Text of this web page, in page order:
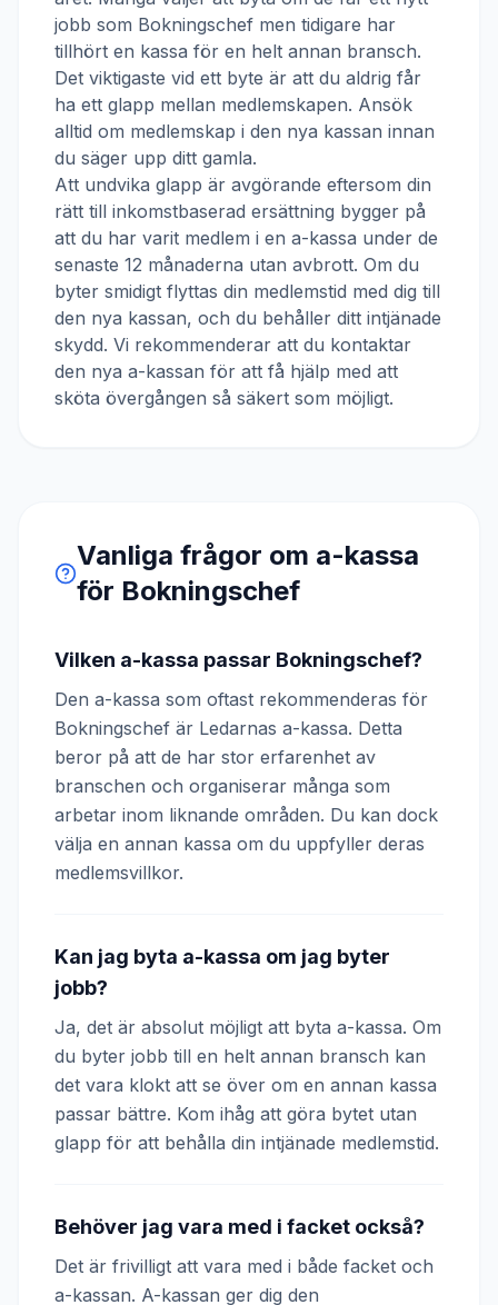
jobb som Bokningschef men tidigare har
tillhört en kassa för en helt annan bransch.
Det viktigaste vid ett byte är att du aldrig får
ha ett glapp mellan medlemskapen. Ansök
alltid om medlemskap i den nya kassan innan
du säger upp ditt gamla.
Att undvika glapp är avgörande eftersom din
rätt till inkomstbaserad ersättning bygger på
att du har varit medlem i en a-kassa under de
senaste 12 månaderna utan avbrott. Om du
byter smidigt flyttas din medlemstid med dig till
den nya kassan, och du behåller ditt intjänade
skydd. Vi rekommenderar att du kontaktar
den nya a-kassan för att få hjälp med att
sköta övergången så säkert som möjligt.
Vanliga frågor om a-kassa
för Bokningschef
Vilken a-kassa passar Bokningschef?
Den a-kassa som oftast rekommenderas för
Bokningschef är Ledarnas a-kassa. Detta
beror på att de har stor erfarenhet av
branschen och organiserar många som
arbetar inom liknande områden. Du kan dock
välja en annan kassa om du uppfyller deras
medlemsvillkor.
Kan jag byta a-kassa om jag byter
jobb?
Ja, det är absolut möjligt att byta a-kassa. Om
du byter jobb till en helt annan bransch kan
det vara klokt att se över om en annan kassa
passar bättre. Kom ihåg att göra bytet utan
glapp för att behålla din intjänade medlemstid.
Behöver jag vara med i facket också?
Det är frivilligt att vara med i både facket och
a-kassan. A-kassan ger dig den